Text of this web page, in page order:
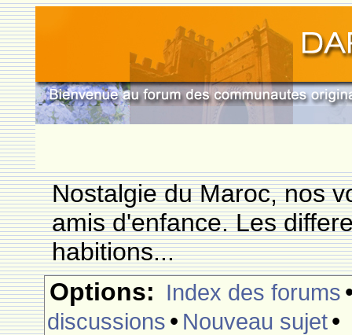
Nostalgie du Maroc, nos
amis d'enfance. Les
habitions...
Options: Index des forums
discussions • Nouveau sujet•